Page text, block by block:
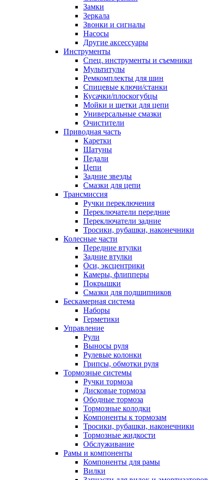
Замки
Зеркала
Звонки и сигналы
Насосы
Другие аксессуары
Инструменты
Спец. инструменты и съемники
Мультитулы
Ремкомплекты для шин
Спицевые ключи/станки
Кусачки/плоскогубцы
Мойки и щетки для цепи
Универсальные смазки
Очистители
Приводная часть
Каретки
Шатуны
Педали
Цепи
Задние звезды
Смазки для цепи
Трансмиссия
Ручки переключения
Переключатели передние
Переключатели задние
Тросики, рубашки, наконечники
Колесные части
Передние втулки
Задние втулки
Оси, эксцентрики
Камеры, флипперы
Покрышки
Смазки для подшипников
Бескамерная система
Наборы
Герметики
Управление
Рули
Выносы руля
Рулевые колонки
Грипсы, обмотки руля
Тормозные системы
Ручки тормоза
Дисковые тормоза
Ободные тормоза
Тормозные колодки
Компоненты к тормозам
Тросики, рубашки, наконечники
Тормозные жидкости
Обслуживание
Рамы и компоненты
Компоненты для рамы
Вилки